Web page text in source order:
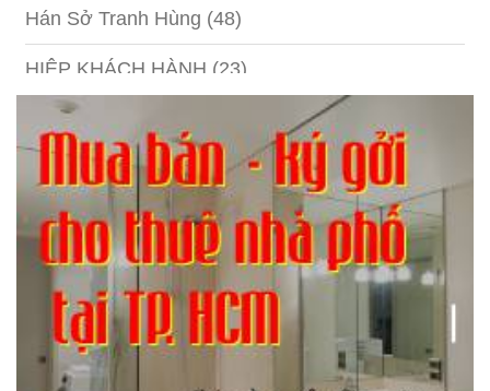
Hán Sở Tranh Hùng (48)
HIỆP KHÁCH HÀNH (23)
Hồng lâu mộng
(1)
Kỹ năng(18)
Liên Thành quyết(13)
LỘC ĐỈNH KÝ
Nước ngoài